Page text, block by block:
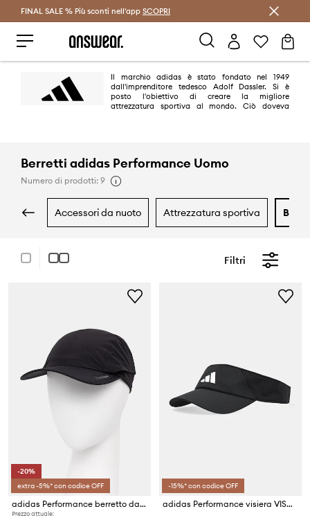
Risparmia con Answear Club >
FINAL SALE % Più sconti nell'app SCOPRI
Il marchio adidas è stato fondato nel 1949
dall'imprenditore tedesco Adolf Dassler. Si è
posto l'obiettivo di creare la migliore
attrezzatura sportiva al mondo. Ciò doveva
Berretti adidas Performance Uomo
Numero di prodotti: 9
accessori da nuoto attrezzatura sportiva
Filtri
-20%
extra -5%* con codice OFF
adidas Performance berretto da baseball
Prezzo attuale:
-15%* con codice OFF
adidas Performance visiera VISOR CLIMACOOL